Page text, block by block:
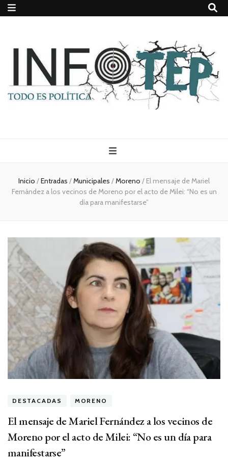
Todo es
(rosca)
política
Inicio /Entradas /Municipales /Moreno / El mensaje de Mariel
Fernández a los vecinos de Moreno por el acto de Milei: “No es un
día para manifestarse”
DESTACADAS MORENO
El mensaje de Mariel Fernández a los vecinos de
Moreno por el acto de Milei: “No es un día para
manifestarse”